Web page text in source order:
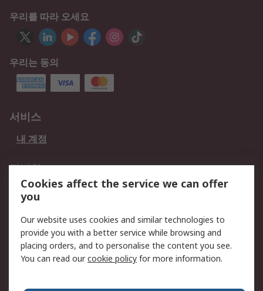
우리를 따라 오세요
우리는 동의
서비스
내 계정
적법한
개인 정보 보호 정책
데이터 보호
웹사이트 사용 약관
회사 소개
RS 계좌 정보
그룹사 RS Group에 대해
Cookies affect the service we can offer
you
Our website uses cookies and similar technologies to
provide you with a better service while browsing and
placing orders, and to personalise the content you see.
You can read ourcookie policy for more information.